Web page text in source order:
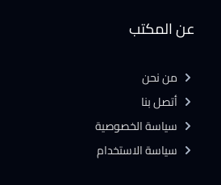
عن المكتب
من نحن
أتصل بنا
سياسة الخصوصية
سياسة الاستخدام